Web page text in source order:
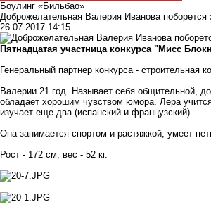
Боулинг «Бильбао»
Доброжелательная Валерия Иванова
26.07.2017 14:15
Пятнадцатая участница конкурса "Мисс
Генеральный партнер конкурса - строительная
Валерии 21 год. Называет себя общительной,
обладает хорошим чувством юмора. Лера
изучает еще два (испанский и французский).
Она занимается спортом и растяжкой, умеет
Рост - 172 см, вес - 52 кг.